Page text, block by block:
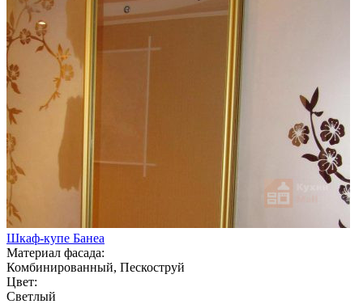
Шкаф-купе Банеа
Материал фасада:
Комбинированный, Пескоструй
Цвет:
Светлый